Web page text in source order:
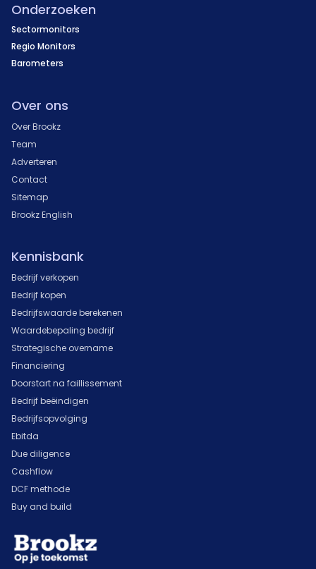
Onderzoeken
Sectormonitors
Regio Monitors
Barometers
Over ons
Over Brookz
Team
Adverteren
Contact
Sitemap
Brookz English
Kennisbank
Bedrijf verkopen
Bedrijf kopen
Bedrijfswaarde berekenen
Waardebepaling bedrijf
Strategische overname
Financiering
Doorstart na faillissement
Bedrijf beëindigen
Bedrijfsopvolging
Ebitda
Due diligence
Cashflow
DCF methode
Buy and build